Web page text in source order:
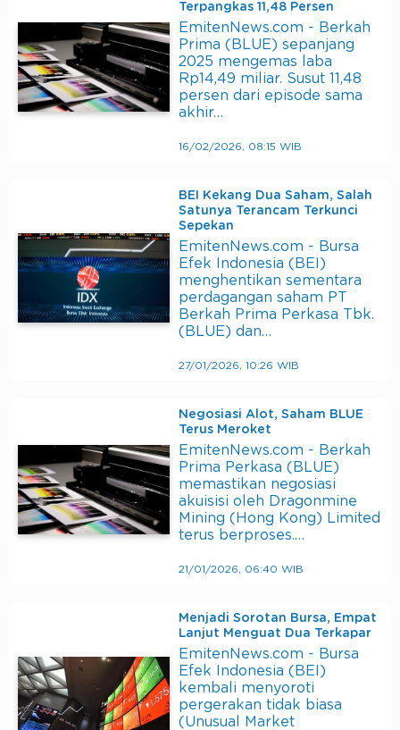
Terpangkas 11,48 Persen
EmitenNews.com - Berkah
Prima (BLUE) sepanjang
2025 mengemas laba
Rp14,49 miliar. Susut 11,48
persen dari episode sama
akhir…
16/02/2026, 08:15 WIB
BEI Kekang Dua Saham, Salah
Satunya Terancam Terkunci
Sepekan
EmitenNews.com - Bursa
Efek Indonesia (BEI)
menghentikan sementara
perdagangan saham PT
Berkah Prima Perkasa Tbk.
(BLUE) dan…
27/01/2026, 10:26 WIB
Negosiasi Alot, Saham BLUE
Terus Meroket
EmitenNews.com - Berkah
Prima Perkasa (BLUE)
memastikan negosiasi
akuisisi oleh Dragonmine
Mining (Hong Kong) Limited
terus berproses.…
21/01/2026, 06:40 WIB
Menjadi Sorotan Bursa, Empat
Lanjut Menguat Dua Terkapar
EmitenNews.com - Bursa
Efek Indonesia (BEI)
kembali menyoroti
pergerakan tidak biasa
(Unusual Market